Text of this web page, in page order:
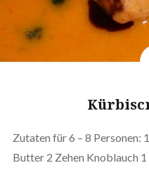
Zutaten für 6 – 8
Butter 2 Zehen Knoblauch